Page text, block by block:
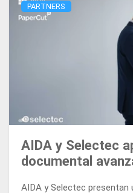
PARTNERS
AIDA y Selectec
documental
AIDA y Selectec presentan